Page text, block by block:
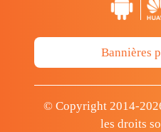
Bannières
© Copyright 2014-
les droits